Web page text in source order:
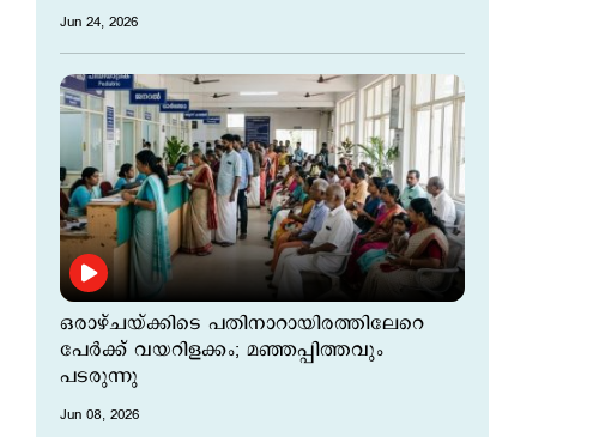
Jun 24, 2026
ഒരാഴ്ചയ്ക്കിടെ പതിനാറായിരത്തിലേറെ
പേർക്ക് വയറിളക്കം; മഞ്ഞപ്പിത്തവും
പടരുന്നു
Jun 08, 2026